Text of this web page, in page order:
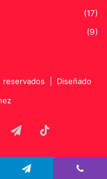
(17)
(9)
reservados | Diseñado
Telegram